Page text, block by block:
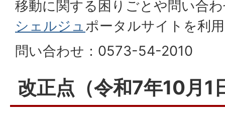
移動に関する困りごとや問い合
シェルジュポータルサイトを利
問い合わせ：0573-54-2010
改正点（令和7年10月1